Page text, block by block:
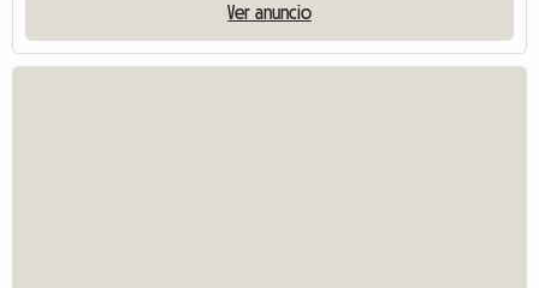
Ver anuncio